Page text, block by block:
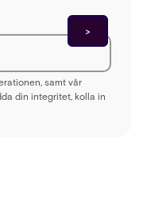
samt vår
din integritet, kolla in